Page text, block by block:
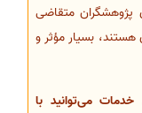
پژوهشگران متقاضی
بسیار مؤثر و
می‌توانید با